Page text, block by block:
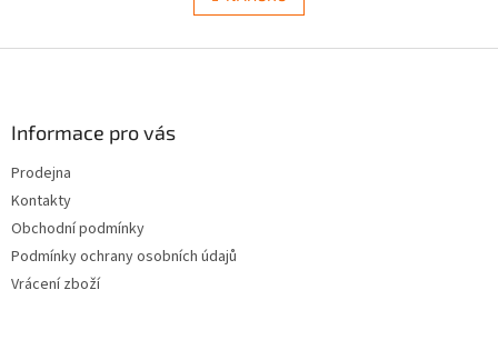
á
k
v
Informace pro vás
Prodejna
Kontakty
Obchodní podmínky
Podmínky ochrany osobních údajů
Vrácení zboží